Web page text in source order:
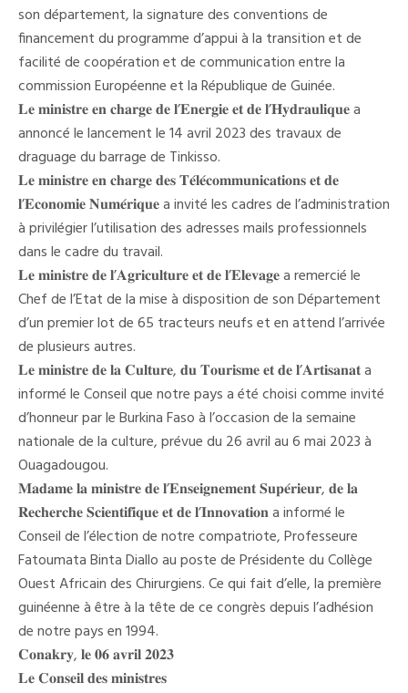
son département, la signature des conventions de
financement du programme d’appui à la transition et de
facilité de coopération et de communication entre la
commission Européenne et la République de Guinée.
𝐋𝐞 𝐦𝐢𝐧𝐢𝐬𝐭𝐫𝐞 𝐞𝐧 𝐜𝐡𝐚𝐫𝐠𝐞 𝐝𝐞 𝐥’𝐄𝐧𝐞𝐫𝐠𝐢𝐞 𝐞𝐭 𝐝𝐞 𝐥’𝐇𝐲𝐝𝐫𝐚𝐮𝐥𝐢𝐪𝐮𝐞 a
annoncé le lancement le 14 avril 2023 des travaux de
draguage du barrage de Tinkisso.
𝐋𝐞 𝐦𝐢𝐧𝐢𝐬𝐭𝐫𝐞 𝐞𝐧 𝐜𝐡𝐚𝐫𝐠𝐞 𝐝𝐞𝐬 𝐓𝐞́𝐥𝐞́𝐜𝐨𝐦𝐦𝐮𝐧𝐢𝐜𝐚𝐭𝐢𝐨𝐧𝐬 𝐞𝐭 𝐝𝐞
𝐥’𝐄𝐜𝐨𝐧𝐨𝐦𝐢𝐞 𝐍𝐮𝐦𝐞́𝐫𝐢𝐪𝐮𝐞 a invité les cadres de l’administration
à privilégier l’utilisation des adresses mails professionnels
dans le cadre du travail.
𝐋𝐞 𝐦𝐢𝐧𝐢𝐬𝐭𝐫𝐞 𝐝𝐞 𝐥’𝐀𝐠𝐫𝐢𝐜𝐮𝐥𝐭𝐮𝐫𝐞 𝐞𝐭 𝐝𝐞 𝐥’𝐄𝐥𝐞𝐯𝐚𝐠𝐞 a remercié le
Chef de l’Etat de la mise à disposition de son Département
d’un premier lot de 65 tracteurs neufs et en attend l’arrivée
de plusieurs autres.
𝐋𝐞 𝐦𝐢𝐧𝐢𝐬𝐭𝐫𝐞 𝐝𝐞 𝐥𝐚 𝐂𝐮𝐥𝐭𝐮𝐫𝐞, 𝐝𝐮 𝐓𝐨𝐮𝐫𝐢𝐬𝐦𝐞 𝐞𝐭 𝐝𝐞 𝐥’𝐀𝐫𝐭𝐢𝐬𝐚𝐧𝐚𝐭 a
informé le Conseil que notre pays a été choisi comme invité
d’honneur par le Burkina Faso à l’occasion de la semaine
nationale de la culture, prévue du 26 avril au 6 mai 2023 à
Ouagadougou.
𝐌𝐚𝐝𝐚𝐦𝐞 𝐥𝐚 𝐦𝐢𝐧𝐢𝐬𝐭𝐫𝐞 𝐝𝐞 𝐥’𝐄𝐧𝐬𝐞𝐢𝐠𝐧𝐞𝐦𝐞𝐧𝐭 𝐒𝐮𝐩𝐞́𝐫𝐢𝐞𝐮𝐫, 𝐝𝐞 𝐥𝐚
𝐑𝐞𝐜𝐡𝐞𝐫𝐜𝐡𝐞 𝐒𝐜𝐢𝐞𝐧𝐭𝐢𝐟𝐢𝐪𝐮𝐞 𝐞𝐭 𝐝𝐞 𝐥’𝐈𝐧𝐧𝐨𝐯𝐚𝐭𝐢𝐨𝐧 a informé le
Conseil de l’élection de notre compatriote, Professeure
Fatoumata Binta Diallo au poste de Présidente du Collège
Ouest Africain des Chirurgiens. Ce qui fait d’elle, la première
guinéenne à être à la tête de ce congrès depuis l’adhésion
de notre pays en 1994.
𝐂𝐨𝐧𝐚𝐤𝐫𝐲, 𝐥𝐞 𝟎𝟔 𝐚𝐯𝐫𝐢𝐥 𝟐𝟎𝟐𝟑
𝐋𝐞 𝐂𝐨𝐧𝐬𝐞𝐢𝐥 𝐝𝐞𝐬 𝐦𝐢𝐧𝐢𝐬𝐭𝐫𝐞𝐬